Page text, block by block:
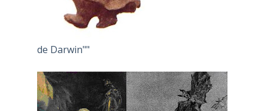
de Darwin""